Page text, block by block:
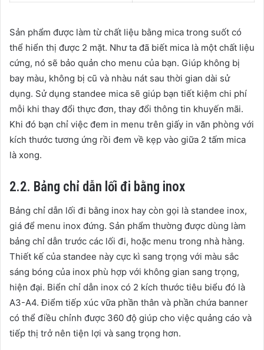
Sản phẩm được làm từ chất liệu bằng mica trong suốt có
thể hiển thị được 2 mặt. Như ta đã biết mica là một chất liệu
cứng, nó sẽ bảo quản cho menu của bạn. Giúp không bị
bay màu, không bị cũ và nhàu nát sau thời gian dài sử
dụng. Sử dụng standee mica sẽ giúp bạn tiết kiệm chi phí
mỗi khi thay đổi thực đơn, thay đổi thông tin khuyến mãi.
Khi đó bạn chỉ việc đem in menu trên giấy in văn phòng với
kích thước tương ứng rồi đem về kẹp vào giữa 2 tấm mica
là xong.
2.2. Bảng chỉ dẫn lối đi bằng inox
Bảng chỉ dẫn lối đi bằng inox hay còn gọi là standee inox,
giá để menu inox đứng. Sản phẩm thường được dùng làm
bảng chỉ dẫn trước các lối đi, hoặc menu trong nhà hàng.
Thiết kế của standee này cực kì sang trọng với màu sắc
sáng bóng của inox phù hợp với không gian sang trọng,
hiện đại. Biển chỉ dẫn inox có 2 kích thước tiêu biểu đó là
A3-A4. Điểm tiếp xúc vữa phần thân và phần chứa banner
có thể điều chỉnh được 360 độ giúp cho việc quảng cáo và
tiếp thị trở nên tiện lợi và sang trọng hơn.